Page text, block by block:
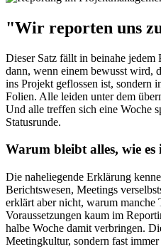
"Wir reporten uns
Dieser Satz fällt in beinahe
dann, wenn einem bewusst wird,
ins Projekt geflossen ist, sondern
Folien. Alle leiden unter dem
Und alle treffen sich eine Woche
Statusrunde.
Warum bleibt alles, wie es
Die naheliegende Erklärung
Berichtswesen, Meetings
erklärt aber nicht, warum manche
Voraussetzungen kaum im
halbe Woche damit verbringen.
Meetingkultur, sondern fast